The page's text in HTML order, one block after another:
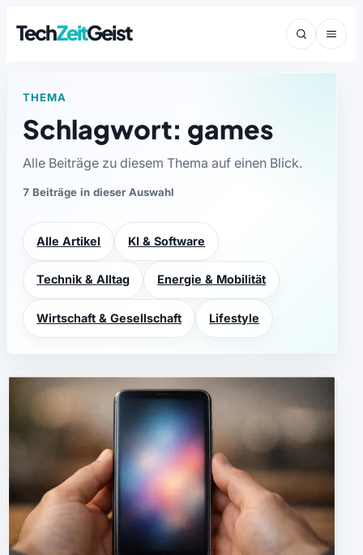
TechZeitGeist
THEMA
Schlagwort: games
Alle Beiträge zu diesem Thema auf einen Blick.
7 Beiträge in dieser Auswahl
Alle Artikel KI & Software
Technik & Alltag Energie & Mobilität
Wirtschaft & Gesellschaft Lifestyle